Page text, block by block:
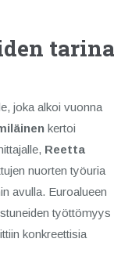
tarina
joka alkoi vuonna
kertoi
Reetta
nuorten työuria
avulla. Euroalueen
työttömyys
konkreettisia